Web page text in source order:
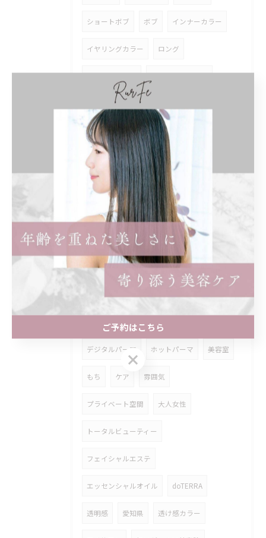
ショートボブ ボブ インナーカラー
イヤリングカラー ロング
トリートメント ストレートパーマ
縮毛矯正 どっちがいい
まつげ マツパ 個室
名古屋市 アジュバン
無添加 エイジング 補修
メンズパーマ スパイラル
ツイストパーマ ストレート
パリジェンヌとは カット
アッシュベージュ グレー
デジタルパーマ ホットパーマ 美容室
もち ケア 雰囲気
プライベート空間 大人女性
トータルビューティー
フェイシャルエステ
エッセンシャルオイル doTERRA
透明感 愛知県 透け感カラー
ご予約はこちら
ご予約はこちら